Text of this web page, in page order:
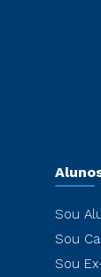
Sou
Sou
Sou